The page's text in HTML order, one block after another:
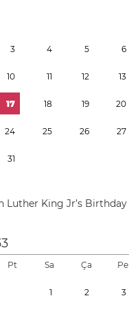
3 4 5 6
10 11 12 13
17 18 19 20
24 25 26 27
31
Luther King Jr’s Birthday
Pt Sa Ça Pe
1 2 3